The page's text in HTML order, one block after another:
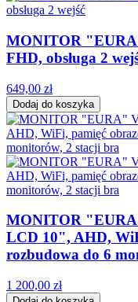
MONITOR
FHD, obsługa 2
649,00 zł
Dodaj do koszyka
MONITOR
LCD 10", AHD,
rozbudowa do 6
1 200,00 zł